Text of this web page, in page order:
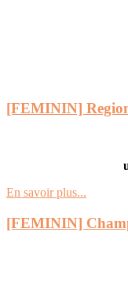
[FEMININ]
En savoir plus...
[FEMININ]